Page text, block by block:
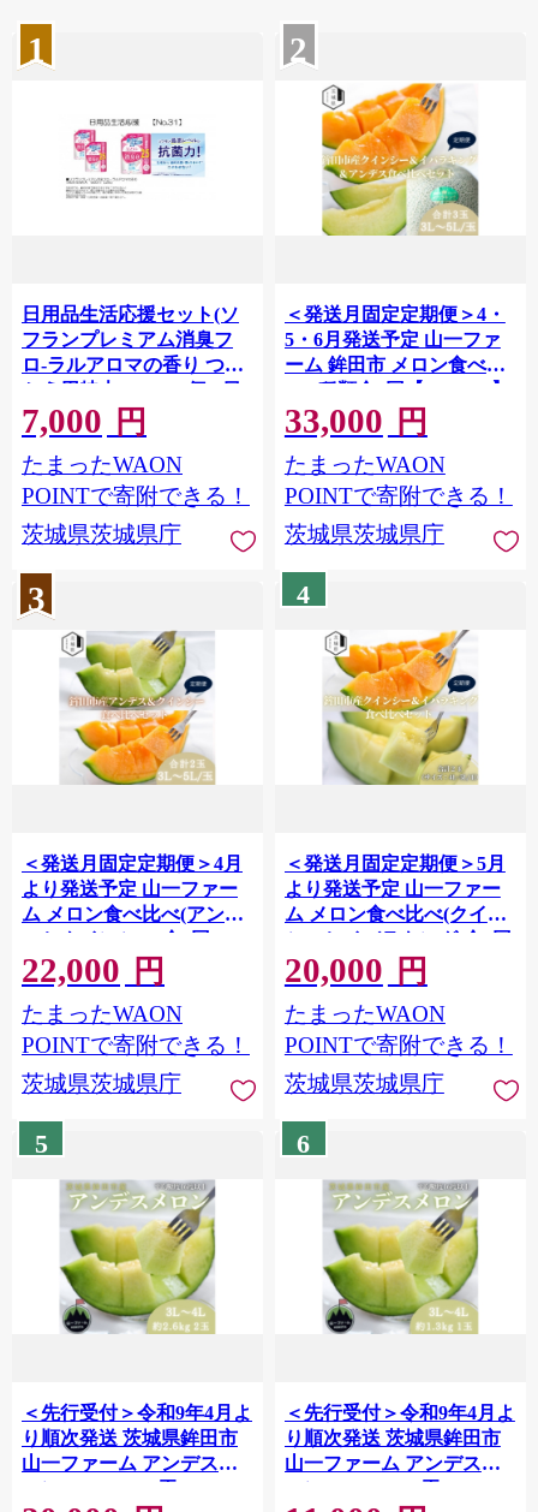
1
日用品生活応援セット(ソ
フランプレミアム消臭フ
ロ-ラルアロマの香り つめ
かえ用特大950ml×2個)_日
用品 柔軟剤 消臭 香り 詰め
替え 特大 人気 便利
【1704303】
7,000 円
たまったWAON
POINTで寄附できる！
茨城県茨城県庁
2
＜発送月固定定期便＞4・
5・6月発送予定 山一ファ
ーム 鉾田市 メロン食べ比
べ 3種類全3回【4089275】
33,000 円
たまったWAON
POINTで寄附できる！
茨城県茨城県庁
3
＜発送月固定定期便＞4月
より発送予定 山一ファー
ム メロン食べ比べ(アンデ
スとクインシー)全2回
【4089274】
22,000 円
たまったWAON
POINTで寄附できる！
茨城県茨城県庁
4
＜発送月固定定期便＞5月
より発送予定 山一ファー
ム メロン食べ比べ(クイン
シーとイバラキング)全2回
【4089276】
20,000 円
たまったWAON
POINTで寄附できる！
茨城県茨城県庁
5
＜先行受付＞令和9年4月よ
り順次発送 茨城県鉾田市
山一ファーム アンデスメ
ロン 3L～4L・2玉
6
＜先行受付＞令和9年4月よ
り順次発送 茨城県鉾田市
山一ファーム アンデスメ
ロン 3L～4L・1玉